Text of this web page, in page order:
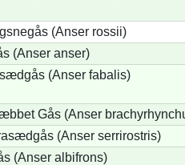
(Anser rossii)
(Anser anser)
(Anser fabalis)
Gås (Anser
(Anser serrirostris)
(Anser albifrons)